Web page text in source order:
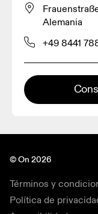
Alemania
+49 8441
© On 2026
Términos y
Política de